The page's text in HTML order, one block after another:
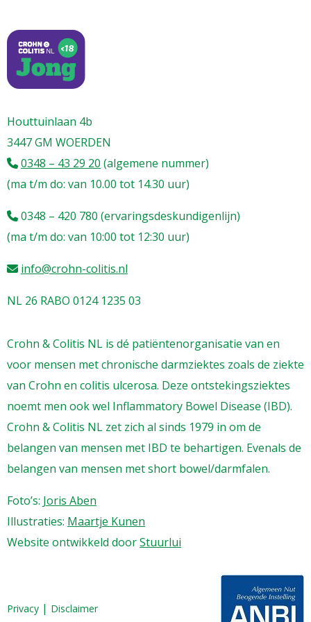
Houttuinlaan 4b
3447 GM WOERDEN
0348 – 43 29 20 (algemene nummer)
(ma t/m do: van 10.00 tot 14.30 uur)
0348 – 420 780 (ervaringsdeskundigenlijn)
(ma t/m do: van 10:00 tot 12:30 uur)
info@crohn-colitis.nl
NL 26 RABO 0124 1235 03
Crohn & Colitis NL is dé patiëntenorganisatie van en
voor mensen met chronische darmziektes zoals de ziekte
van Crohn en colitis ulcerosa. Deze ontstekingsziektes
noemt men ook wel Inflammatory Bowel Disease (IBD).
Crohn & Colitis NL zet zich al sinds 1979 in om de
belangen van mensen met IBD te behartigen. Evenals de
belangen van mensen met short bowel/darmfalen.
Foto’s: Joris Aben
Illustraties: Maartje Kunen
Website ontwikkeld doorStuurlui
Privacy | Disclaimer